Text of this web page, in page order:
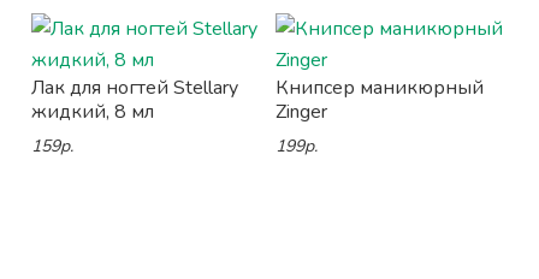
Лак для ногтей Stellary
жидкий, 8 мл
159р.
Книпсер маникюрный
Zinger
199р.